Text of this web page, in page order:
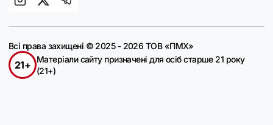
Всі права захищені © 2025 - 2026 ТОВ «ПМХ»
21+
Матеріали сайту призначені для осіб старше 21 року
(21+)